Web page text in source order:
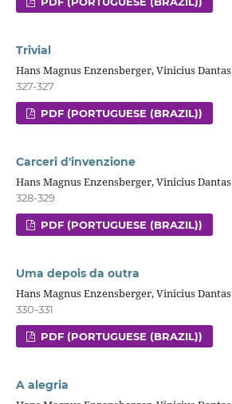
Trivial
Hans Magnus Enzensberger, Vinicius Dantas
327-327
PDF (PORTUGUESE (BRAZIL))
Carceri d'invenzione
Hans Magnus Enzensberger, Vinicius Dantas
328-329
PDF (PORTUGUESE (BRAZIL))
Uma depois da outra
Hans Magnus Enzensberger, Vinicius Dantas
330-331
PDF (PORTUGUESE (BRAZIL))
A alegria